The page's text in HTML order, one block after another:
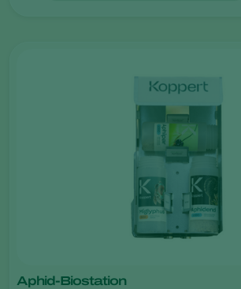
Aphid-Biostation